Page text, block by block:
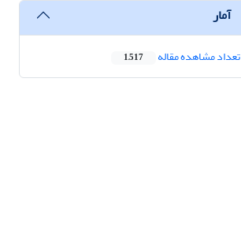
آمار
تعداد مشاهده مقاله 1,517